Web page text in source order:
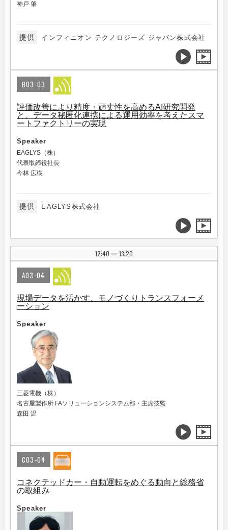
神戸 肇
提供 インフィニオン テクノロジーズ ジャパン株式会社
B03-03
評価改善により精度・頑丈性を高めるAI研究開発
と、データ秘匿化連携による運用効率を考えたスマ
ートファクトリーの実現
Speaker
EAGLYS（株）
代表取締役社長
今林 広樹
提供 EAGLYS株式会社
12:40 | 13:20
A03-04
現場データを活かす、モノづくりトランスフォーメ
ーション
Speaker
三菱電機（株）
名古屋製作所 FAソリューションシステム部・主席技監
森田 温
C03-04
コネクテッドカー・自動運転をめぐる動向と総務省
の取組み
Speaker